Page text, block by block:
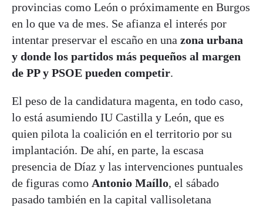
provincias como León o próximamente en Burgos
en lo que va de mes. Se afianza el interés por
intentar preservar el escaño en una zona urbana
y donde los partidos más pequeños al margen
de PP y PSOE pueden competir.
El peso de la candidatura magenta, en todo caso,
lo está asumiendo IU Castilla y León, que es
quien pilota la coalición en el territorio por su
implantación. De ahí, en parte, la escasa
presencia de Díaz y las intervenciones puntuales
de figuras como Antonio Maíllo, el sábado
pasado también en la capital vallisoletana